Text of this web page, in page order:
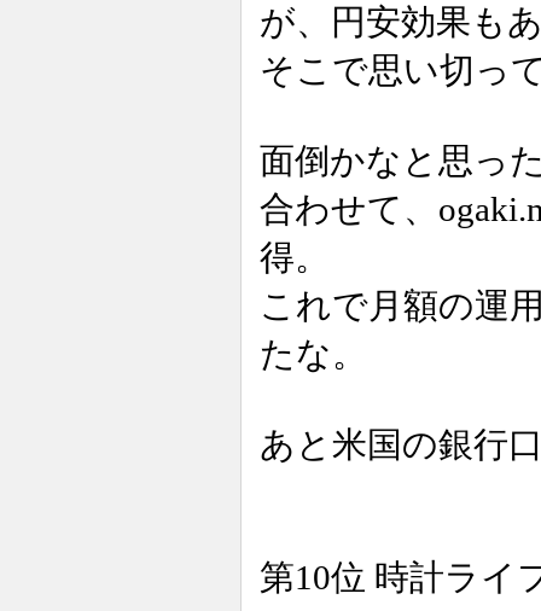
が、円安効果も
そこで思い切っ
面倒かなと思っ
合わせて、
得。
これで月額の運
たな。
あと米国の銀行
第10位 時計ライ